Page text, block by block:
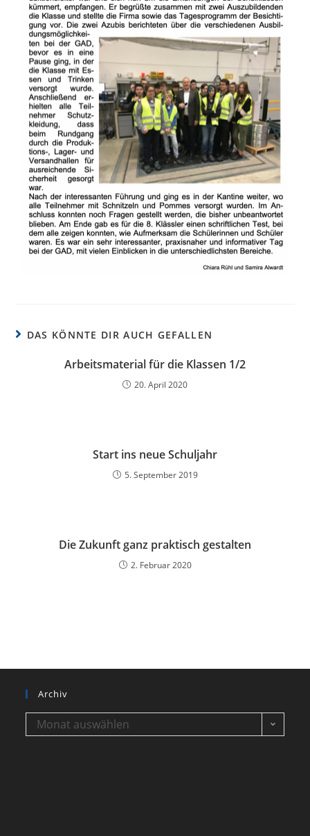
DAS KÖNNTE DIR AUCH GEFALLEN
Arbeitsmaterial für die Klassen 1/2
20. April 2020
Start ins neue Schuljahr
5. September 2019
Die Zukunft ganz praktisch gestalten
2. Februar 2020
Archiv
Monat auswählen